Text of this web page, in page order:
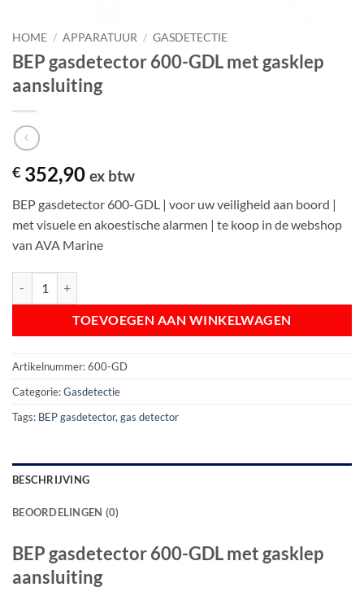
HOME / APPARATUUR / GASDETECTIE
BEP gasdetector 600-GDL met gasklep
aansluiting
€ 352,90 ex btw
BEP gasdetector 600-GDL | voor uw veiligheid aan boord |
met visuele en akoestische alarmen | te koop in de webshop
van AVA Marine
TOEVOEGEN AAN WINKELWAGEN
Artikelnummer:600-GD
Categorie:Gasdetectie
Tags: BEP gasdetector, gas detector
BESCHRIJVING
BEOORDELINGEN (0)
BEP gasdetector 600-GDL met gasklep
aansluiting